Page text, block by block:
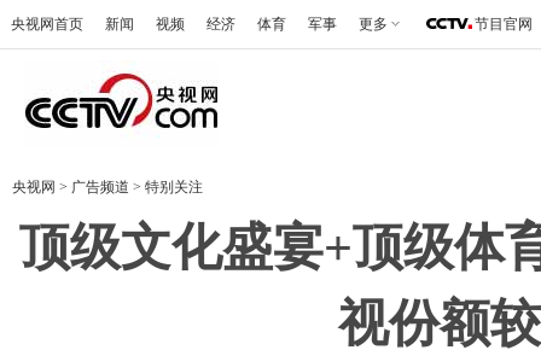
央视网首页 新闻 视频 经济 体育 军事 更多 节目官网
央视网 > 广告频道 > 特别关注
顶级文化盛宴+顶级体
视份额